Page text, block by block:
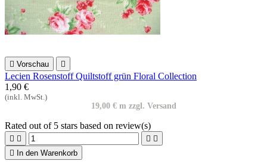
 Vorschau 
Lecien Rosenstoff Quiltstoff grün Floral Collection
1,90 €
(inkl. MwSt.)
19,00 € m zzgl. Versand
Rated out of 5 stars based on review(s)
   

In den Warenkorb